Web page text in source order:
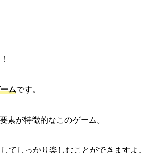
ムです。
素が特徴的なこのゲーム。
てしっかり楽しむことができますよ。